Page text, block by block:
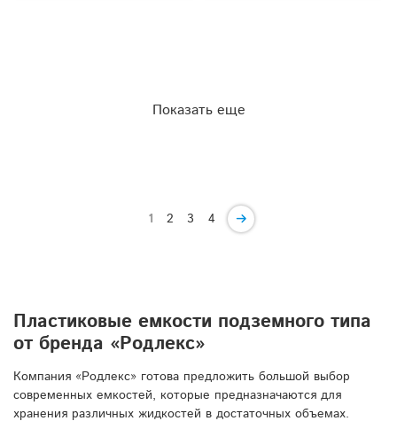
Показать еще
1 2 3 4
Пластиковые емкости подземного типа
от бренда «Родлекс»
Компания «Родлекс» готова предложить большой выбор
современных емкостей, которые предназначаются для
хранения различных жидкостей в достаточных объемах.